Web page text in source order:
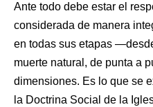
Ante todo debe estar el
considerada de manera
en todas sus etapas
muerte natural, de punta a
dimensiones. Es lo que se
la Doctrina Social de la